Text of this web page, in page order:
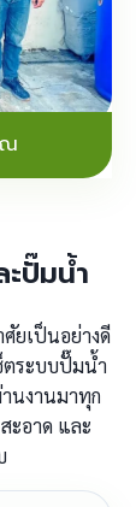
ปั๊มน้ำ
ยเป็นอย่างดี
ระบบปั๊มน้ำ
นงานมาทุก
ะอาด และ